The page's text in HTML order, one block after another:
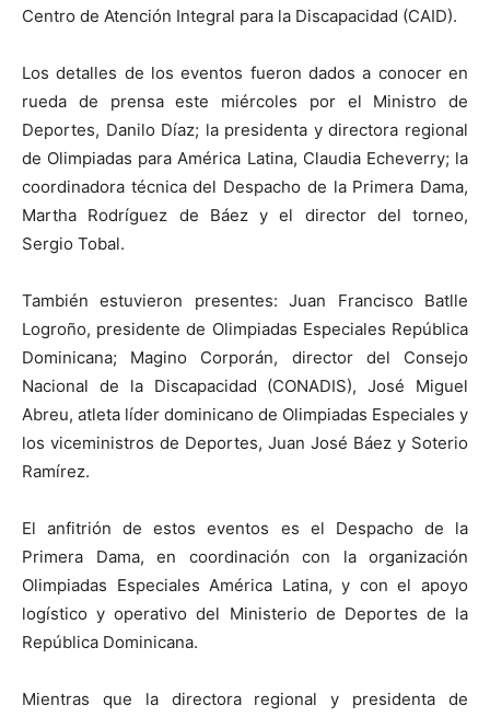
Centro de Atención Integral para la Discapacidad (CAID).
Los detalles de los eventos fueron dados a conocer en
rueda de prensa este miércoles por el Ministro de
Deportes, Danilo Díaz; la presidenta y directora regional
de Olimpiadas para América Latina, Claudia Echeverry; la
coordinadora técnica del Despacho de la Primera Dama,
Martha Rodríguez de Báez y el director del torneo,
Sergio Tobal.
También estuvieron presentes: Juan Francisco Batlle
Logroño, presidente de Olimpiadas Especiales República
Dominicana; Magino Corporán, director del Consejo
Nacional de la Discapacidad (CONADIS), José Miguel
Abreu, atleta líder dominicano de Olimpiadas Especiales y
los viceministros de Deportes, Juan José Báez y Soterio
Ramírez.
El anfitrión de estos eventos es el Despacho de la
Primera Dama, en coordinación con la organización
Olimpiadas Especiales América Latina, y con el apoyo
logístico y operativo del Ministerio de Deportes de la
República Dominicana.
Mientras que la directora regional y presidenta de